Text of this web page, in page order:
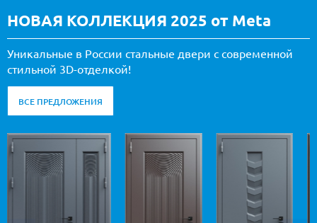
НОВАЯ КОЛЛЕКЦИЯ 2025 от Meta
Уникальные в России стальные двери с современной
стильной 3D-отделкой!
ВСЕ ПРЕДЛОЖЕНИЯ